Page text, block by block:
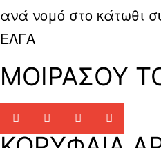
ανά νομό στο κάτωθι
ΕΛΓΑ
ΜΟΙΡΑΣΟΥ